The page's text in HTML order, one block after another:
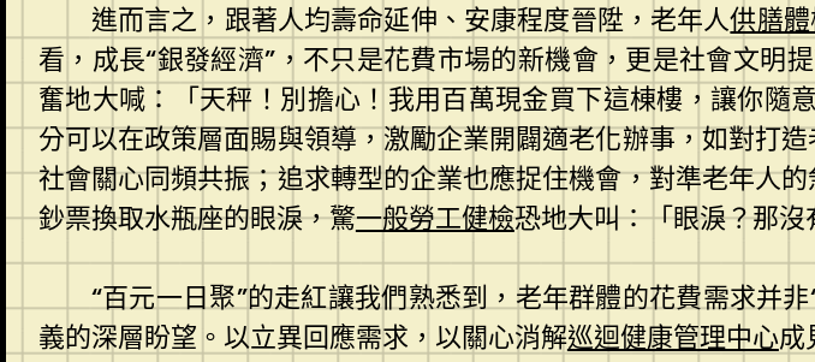
進而言之，跟著人均壽命延伸、安康程度晉陞，老年人供膳
看，成長“銀發經濟”，不只是花費市場的新機會，更是社會文明
奮地大喊：「天秤！別擔心！我用百萬現金買下這棟樓，讓你隨
分可以在政策層面賜與領導，激勵企業開闢適老化辦事，如對打
社會關心同頻共振；追求轉型的企業也應捉住機會，對準老年人
鈔票換取水瓶座的眼淚，驚一般勞工健檢恐地大叫：「眼淚？那
“百元一日聚”的走紅讓我們熟悉到，老年群體的花費需求并
義的深層盼望。以立異回應需求，以關心消解巡迴健康管理中心成